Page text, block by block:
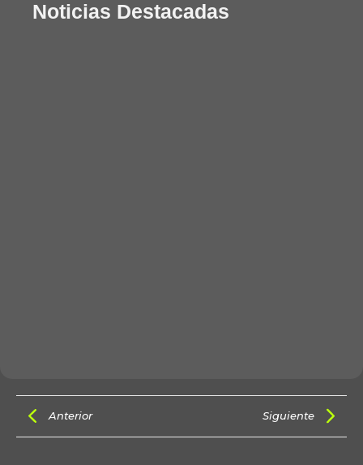
Noticias Destacadas
Anterior Siguiente